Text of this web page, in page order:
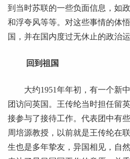
到当时苏联的一些负面信息，如
和浮夸风等等。对这些事情的体
国，并在国内度过无休止的政治
回到祖国
大约1951年年初，有一个新
团访问英国。王传纶当时担任留
接参与了接待工作。代表团中有
周培源教授，以前就是王传纶在
生也是多年挚友，异国相见，自